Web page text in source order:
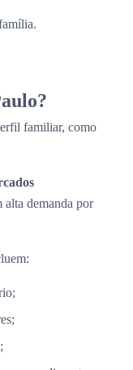
familiar, como
alta demanda por